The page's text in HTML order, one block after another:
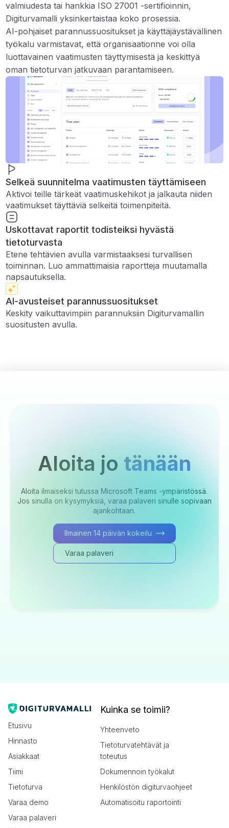
valmiudesta tai hankkia ISO 27001 -sertifioinnin,
Digiturvamalli yksinkertaistaa koko prosessia.
AI-pohjaiset parannussuositukset ja käyttäjäystävällinen
työkalu varmistavat, että organisaationne voi olla
luottavainen vaatimusten täyttymisestä ja keskittyä
oman tietoturvan jatkuvaan parantamiseen.
Selkeä suunnitelma vaatimusten täyttämiseen
Aktivoi teille tärkeät vaatimuskehikot ja jalkauta niiden
vaatimukset täyttäviä selkeitä toimenpiteitä.
Uskottavat raportit todisteiksi hyvästä
tietoturvasta
Etene tehtävien avulla varmistaaksesi turvallisen
toiminnan. Luo ammattimaisia ​​raportteja muutamalla
napsautuksella.
AI-avusteiset parannussuositukset
Keskity vaikuttavimpiin parannuksiin Digiturvamallin
suositusten avulla.
Aloita jo tänään
Aloita ilmaiseksi tutussa Microsoft Teams -ympäristössä.
Jos sinulla on kysymyksiä, varaa palaveri sinulle sopivaan
ajankohtaan.
Ilmainen 14 päivän kokeilu
Varaa palaveri
Etusivu
Hinnasto
Asiakkaat
Tiimi
Tietoturva
Varaa demo
Varaa palaveri
Kuinka se toimii?
Yhteenveto
Tietoturvatehtävät ja
toteutus
Dokumennoin työkalut
Henkilöstön digiturvaohjeet
Automatisoitu raportointi